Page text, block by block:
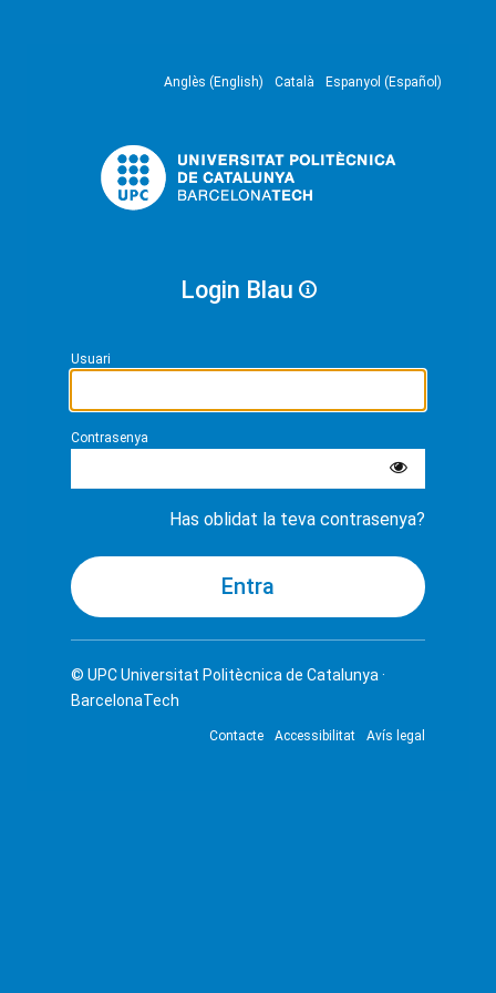
Anglès (English) Català Espanyol (Español)
Login Blau
Usuari
Contrasenya
Has oblidat la teva contrasenya?
© UPCUniversitat Politècnica de Catalunya ·
BarcelonaTech
Contacte Accessibilitat Avís legal